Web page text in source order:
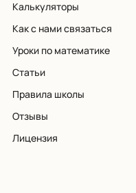
Калькуляторы
Как с нами связаться
Уроки по математике
Статьи
Правила школы
Отзывы
Лицензия